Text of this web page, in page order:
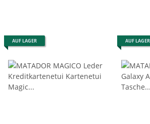
AUF LAGER AUF LAGER